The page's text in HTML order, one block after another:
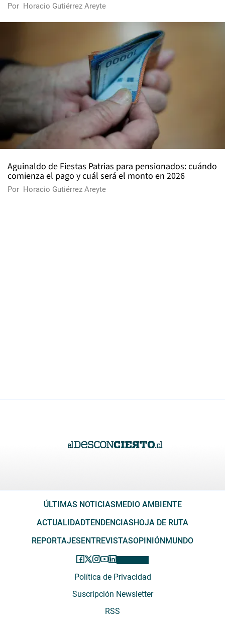
Por Horacio Gutiérrez Areyte
Aguinaldo de Fiestas Patrias para pensionados: cuándo
comienza el pago y cuál será el monto en 2026
Por Horacio Gutiérrez Areyte
ÚLTIMAS NOTICIAS MEDIO AMBIENTE
ACTUALIDADTENDENCIAS HOJA DE RUTA
REPORTAJES ENTREVISTASOPINIÓN MUNDO
Política de Privacidad
Suscripción Newsletter
RSS